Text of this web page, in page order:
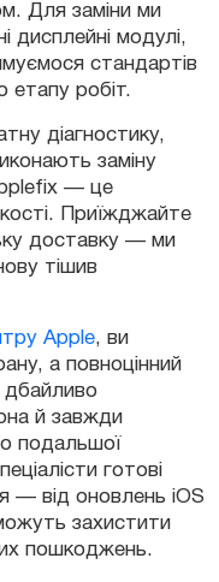
Для заміни ми
дисплейні модулі,
стандартів
етапу робіт.
діагностику,
заміну
— це
Приїжджайте
доставку — ми
тішив
Apple, ви
а повноцінний
й завжди
подальшої
готові
— від оновлень iOS
захистити
пошкоджень.